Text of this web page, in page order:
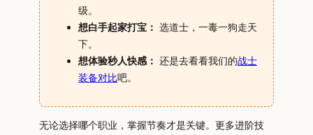
级。
想白手起家打宝： 选道士，一毒一狗走天
下。
想体验秒人快感： 还是去看看我们的战士
装备对比吧。
无论选择哪个职业，掌握节奏才是关键。更多进阶技